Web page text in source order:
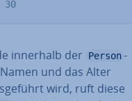
30
innerhalb der Person -
und das Alter
wird, ruft diese